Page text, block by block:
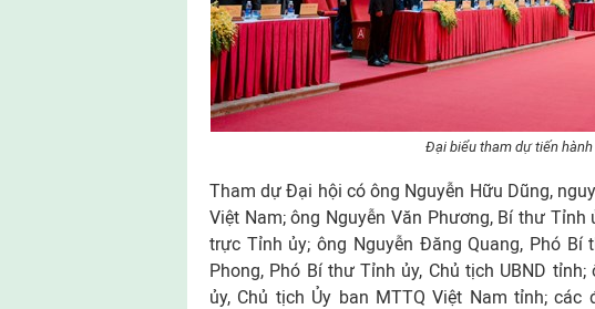
Đại biểu tham dự tiến
Tham dự Đại hội có ông Nguyễn Hữu Dũng,
Việt Nam; ông Nguyễn Văn Phương, Bí thư
trực Tỉnh ủy; ông Nguyễn Đăng Quang, Phó Bí
Phong, Phó Bí thư Tỉnh ủy, Chủ tịch UBND
ủy, Chủ tịch Ủy ban MTTQ Việt Nam tỉnh;